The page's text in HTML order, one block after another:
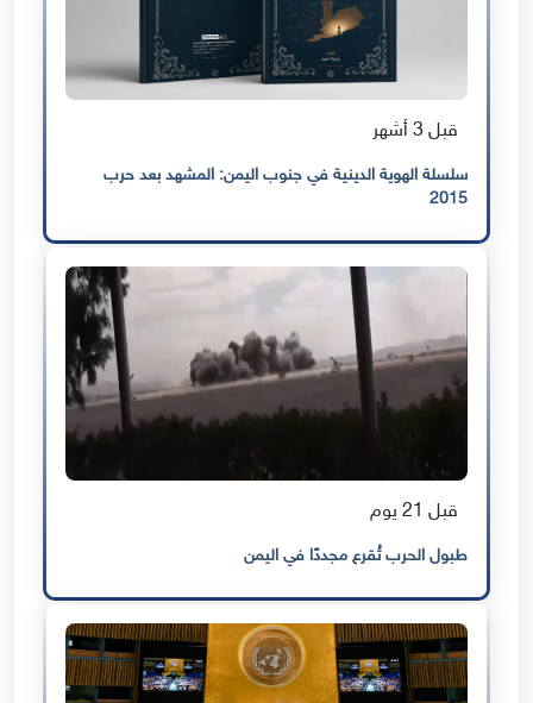
قبل 3 أشهر
سلسلة الهوية الدينية في جنوب اليمن: المشهد بعد حرب
2015
قبل 21 يوم
طبول الحرب تُقرع مجددًا في اليمن